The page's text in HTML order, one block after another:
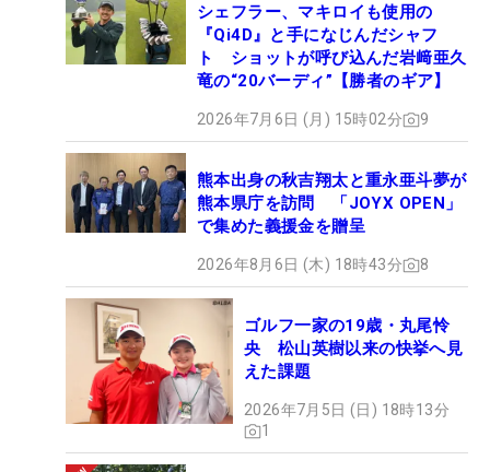
シェフラー、マキロイも使用の
『Qi4D』と手になじんだシャフ
ト ショットが呼び込んだ岩﨑亜久
竜の“20バーディ”【勝者のギア】
2026年7月6日 (月) 15時02分 9
熊本出身の秋吉翔太と重永亜斗夢が
熊本県庁を訪問 「JOYX OPEN」
で集めた義援金を贈呈
2026年8月6日 (木) 18時43分 8
ゴルフ一家の19歳・丸尾怜
央 松山英樹以来の快挙へ見
えた課題
2026年7月5日 (日) 18時13分
1